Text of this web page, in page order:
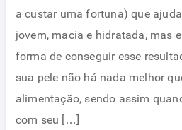
a custar uma fortuna) que
jovem, macia e hidratada, mas
forma de conseguir esse
sua pele não há nada melhor
alimentação, sendo assim
com seu […]